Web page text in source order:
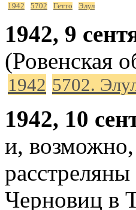
1942 5702 Гетто Элул
1942, 9
(Ровенская
1942 5702.
1942, 10
и,
Черновиц в